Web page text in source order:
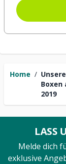
Home / Unsere
Boxen
2019
LASS
Melde dich
exklusive